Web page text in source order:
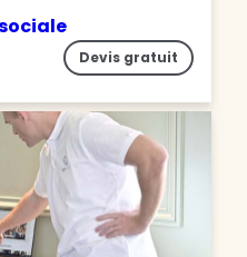
Devis gratuit